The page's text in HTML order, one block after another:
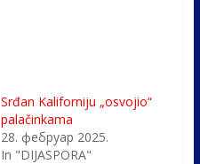
Srđan Kaliforniju „osvojio“
palačinkama
28. фебруар 2025.
In "DIJASPORA"